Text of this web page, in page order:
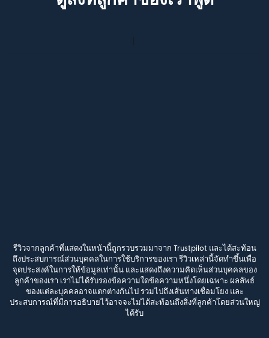
รีวิวจากลูกค้าที่แสดงในหน้านี้ถูกรวบรวมมาจาก Trustpilot และได้สะท้อน
ถึงประสบการณ์ส่วนบุคคลในการใช้บริการของเรา รีวิวเหล่านี้จัดทำขึ้นเพื่อ
จุดประสงค์ในการให้ข้อมูลเท่านั้น และแสดงถึงความคิดเห็นส่วนบุคคลของ
ลูกค้าของเรา เราไม่ได้รับรองข้อความใดข้อความหนึ่งโดยเฉพาะ ผลลัพธ์
ของแต่ละบุคคลอาจแตกต่างกันไป รวมไปถึงเส้นทางเชื่อมโยง และ
ประสบการณ์ที่มีการอธิบายไว้อาจจะไม่ได้สะท้อนถึงสิ่งที่ลูกค้าโดยส่วนใหญ่
ได้รับ